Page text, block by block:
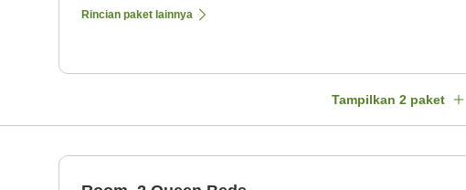
Rincian paket lainnya
Tampilkan 2 paket